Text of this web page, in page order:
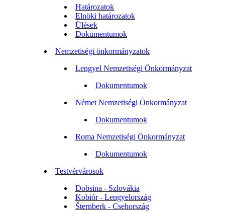
Határozatok
Elnöki határozatok
Ülések
Dokumentumok
Nemzetiségi önkormányzatok
Lengyel Nemzetiségi Önkormányzat
Dokumentumok
Német Nemzetiségi Önkormányzat
Dokumentumok
Roma Nemzetiségi Önkormányzat
Dokumentumok
Testvérvárosok
Dobsina - Szlovákia
Kobiór - Lengyelország
Šternberk - Csehország